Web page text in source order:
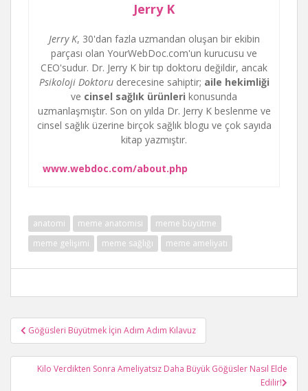
Jerry K
Jerry K, 30'dan fazla uzmandan oluşan bir ekibin
parçası olan YourWebDoc.com'un kurucusu ve
CEO'sudur. Dr. Jerry K bir tıp doktoru değildir, ancak
Psikoloji Doktoruderecesine sahiptir; aile hekimliği
ve cinsel sağlık ürünleri konusunda
uzmanlaşmıştır. Son on yılda Dr. Jerry K beslenme ve
cinsel sağlık üzerine birçok sağlık blogu ve çok sayıda
kitap yazmıştır.
www.webdoc.com/about.php
anatomi meme anatomisi
meme büyütme
meme gelişimi
meme sağlığı meme ameliyatı
navigasyon
gönderisi
Göğüsleri Büyütmek İçin Adım Adım Kılavuz
Kilo Verdikten Sonra Ameliyatsız Daha Büyük Göğüsler Nasıl Elde
Edilir!